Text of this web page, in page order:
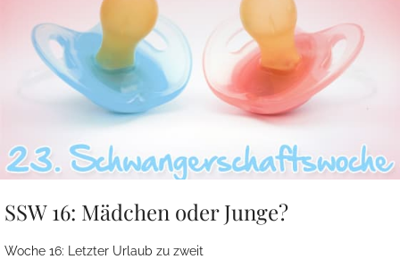
SSW 16: Mädchen oder Junge?
Woche 16: Letzter Urlaub zu zweit